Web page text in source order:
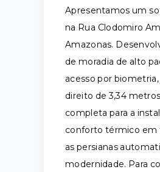
Apresentamos um
na Rua Clodomiro
Amazonas.
de moradia de alto
acesso por
direito de 3,34
completa para a
conforto térmico em
as persianas
modernidade. Para